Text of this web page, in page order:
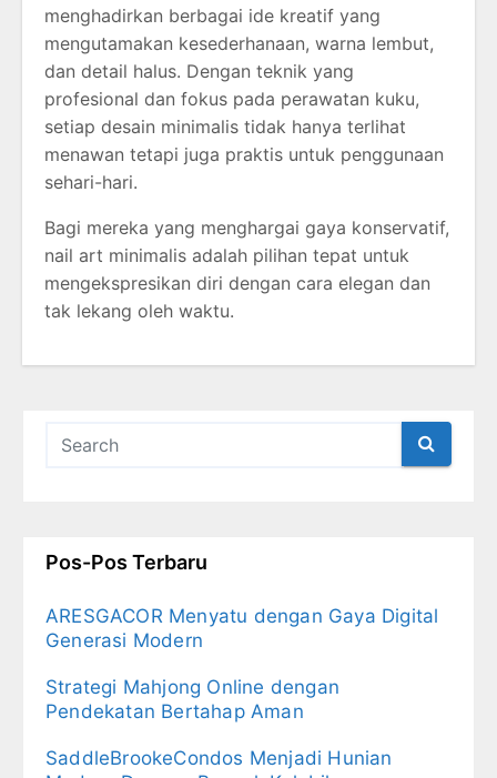
menghadirkan berbagai ide kreatif yang
mengutamakan kesederhanaan, warna lembut,
dan detail halus. Dengan teknik yang
profesional dan fokus pada perawatan kuku,
setiap desain minimalis tidak hanya terlihat
menawan tetapi juga praktis untuk penggunaan
sehari-hari.
Bagi mereka yang menghargai gaya konservatif,
nail art minimalis adalah pilihan tepat untuk
mengekspresikan diri dengan cara elegan dan
tak lekang oleh waktu.
Pos-Pos Terbaru
ARESGACOR Menyatu dengan Gaya Digital
Generasi Modern
Strategi Mahjong Online dengan
Pendekatan Bertahap Aman
SaddleBrookeCondos Menjadi Hunian